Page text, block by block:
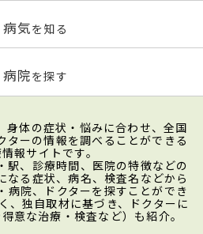
病気を知る
病院を探す
身体の症状・悩みに合わせ、全国
ターの情報を調べることができる
報サイトです。
駅、診療時間、医院の特徴などの
なる症状、病名、検査名などから
病院、ドクターを探すことができ
、独自取材に基づき、ドクターに
意な治療・検査など）も紹介。